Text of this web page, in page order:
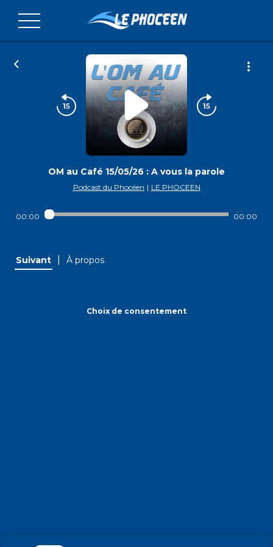
OM au Café 15/05/26 : A vous la parole
Podcast du Phocéen | LE PHOCEEN
00:00 00:00
Suivant À propos
Choix de consentement